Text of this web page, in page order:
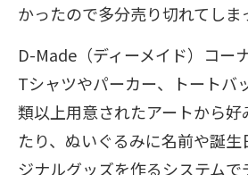
かったので多分売り切れてしま
D-Made （ディーメイド）コー
Tシャツやパーカー、トートバ
類以上用意されたアートから好
たり、ぬいぐるみに名前や誕生
ジナルグッズを作るシステムで